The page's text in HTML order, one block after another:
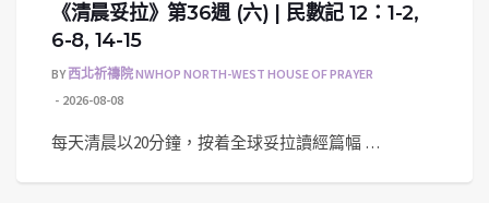
《清晨妥拉》第36週 (六) | 民數記 12：1-2,
6-8, 14-15
BY西北祈禱院 NWHOP NORTH-WEST HOUSE OF PRAYER
2026-08-08
每天清晨以20分鐘，按着全球妥拉讀經篇幅 …